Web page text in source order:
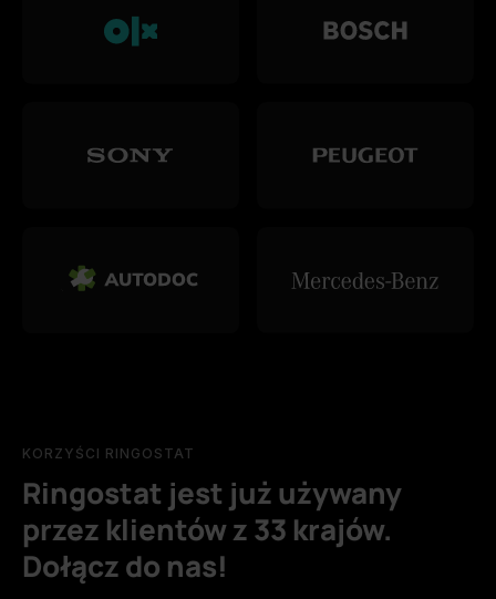
KORZYŚCI RINGOSTAT
Ringostat jest już używany
przez klientów z 33 krajów.
Dołącz do nas!